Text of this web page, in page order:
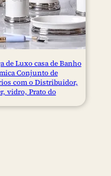
de Luxo casa de Banho
Conjunto de
com o Distribuidor,
vidro, Prato do